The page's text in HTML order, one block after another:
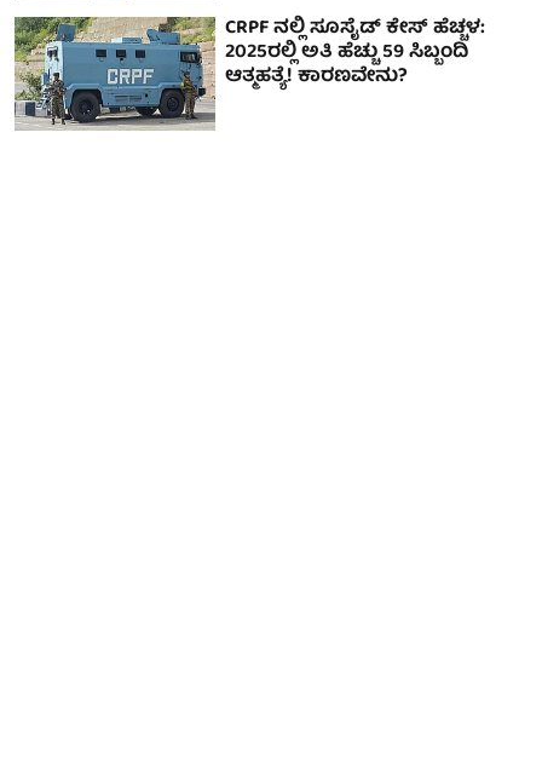
CRPF ನಲ್ಲಿ ಸೂಸೈಡ್ ಕೇಸ್ ಹೆಚ್ಚಳ:
2025ರಲ್ಲಿ ಅತಿ ಹೆಚ್ಚು 59 ಸಿಬ್ಬಂದಿ
ಆತ್ಮಹತ್ಯೆ! ಕಾರಣವೇನು?